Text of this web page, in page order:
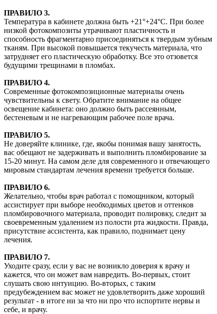
ПРАВИЛО 3.
Температура в кабинете должна быть +21°+24°С. При более
низкой фотокомпозиты утрачивают пластичность и
способность фрагментарно присоединяться к твердым зубным
тканям. При высокой повышается текучесть материала, что
затрудняет его пластическую обработку. Все это отзовется
будущими трещинами в пломбах.
ПРАВИЛО 4.
Современные фотокомпозиционные материалы очень
чувствительны к свету. Обратите внимание на общее
освещение кабинета: оно должно быть рассеянным,
бестеневым и не нагревающим рабочее поле врача.
ПРАВИЛО 5.
Не доверяйте клинике, где, якобы понимая вашу занятость,
вас обещают не задерживать и выполнить пломбирование за
15-20 минут. На самом деле для современного и отвечающего
мировым стандартам лечения времени требуется больше.
ПРАВИЛО 6.
Желательно, чтобы врач работал с помощником, который
ассистирует при выборе необходимых цветов и оттенков
пломбировочного материала, проводит полировку, следит за
своевременным удалением из полости рта жидкости. Правда,
присутствие ассистента, как правило, поднимает цену
лечения.
ПРАВИЛО 7.
Уходите сразу, если у вас не возникло доверия к врачу и
кажется, что он может вам навредить. Во-первых, стоит
слушать свою интуицию. Во-вторых, с таким
предубеждением вас может не удовлетворить даже хороший
результат - в итоге ни за что ни про что испортите нервы и
себе, и врачу.